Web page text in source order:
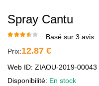
Spray Cantu
Basé sur 3 avis
Prix:12.87 €
Web ID: ZIAOU-2019-00043
Disponibilité: En stock